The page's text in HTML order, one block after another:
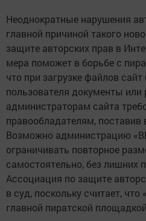
Неоднократные нарушения
главной причиной такого
защите авторских прав в
мера поможет в борьбе с
что при загрузке файлов
пользователя документы или
администраторам сайта
правообладателям, поставив
Возможно администрацию
ограничивать повторное
самостоятельно, без лишних
Ассоциация по защите
в суд, поскольку считает, что
главной пиратской